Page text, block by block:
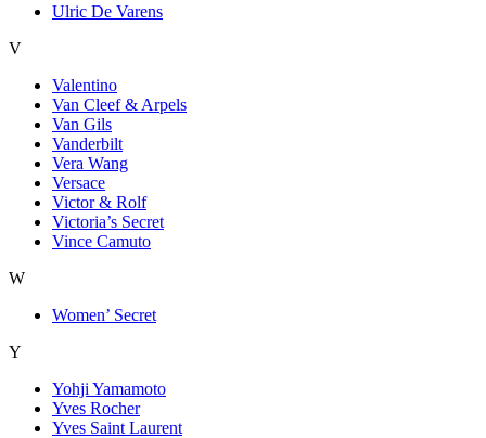
Ulric De Varens
V
Valentino
Van Cleef & Arpels
Van Gils
Vanderbilt
Vera Wang
Versace
Victor & Rolf
Victoria’s Secret
Vince Camuto
W
Women’ Secret
Y
Yohji Yamamoto
Yves Rocher
Yves Saint Laurent